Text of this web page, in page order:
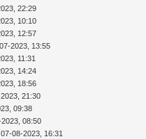
22:29
10:10
12:57
2023, 13:55
11:31
14:24
18:56
21:30
09:38
08:50
08-2023, 16:31